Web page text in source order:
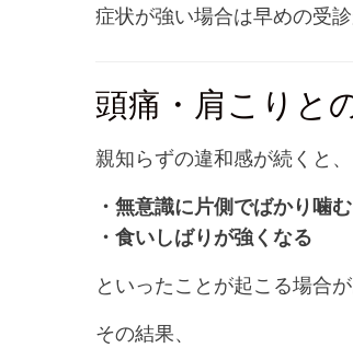
症状が強い場合は早めの受診
頭痛・肩こりと
親知らずの違和感が続くと、
・無意識に片側でばかり噛む
・食いしばりが強くなる
といったことが起こる場合が
その結果、